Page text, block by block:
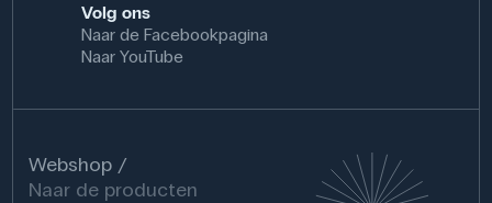
Volg ons
Naar de Facebookpagina
Naar YouTube
Webshop
Naar de producten